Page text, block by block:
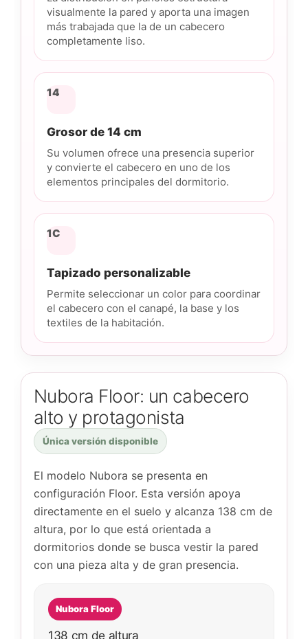
visualmente la pared y aporta una imagen
más trabajada que la de un cabecero
completamente liso.
14
Grosor de 14 cm
Su volumen ofrece una presencia superior
y convierte el cabecero en uno de los
elementos principales del dormitorio.
1C
Tapizado personalizable
Permite seleccionar un color para coordinar
el cabecero con el canapé, la base y los
textiles de la habitación.
Nubora Floor: un cabecero
alto y protagonista
Única versión disponible
El modelo Nubora se presenta en
configuración Floor. Esta versión apoya
directamente en el suelo y alcanza 138 cm de
altura, por lo que está orientada a
dormitorios donde se busca vestir la pared
con una pieza alta y de gran presencia.
Nubora Floor
138 cm de altura